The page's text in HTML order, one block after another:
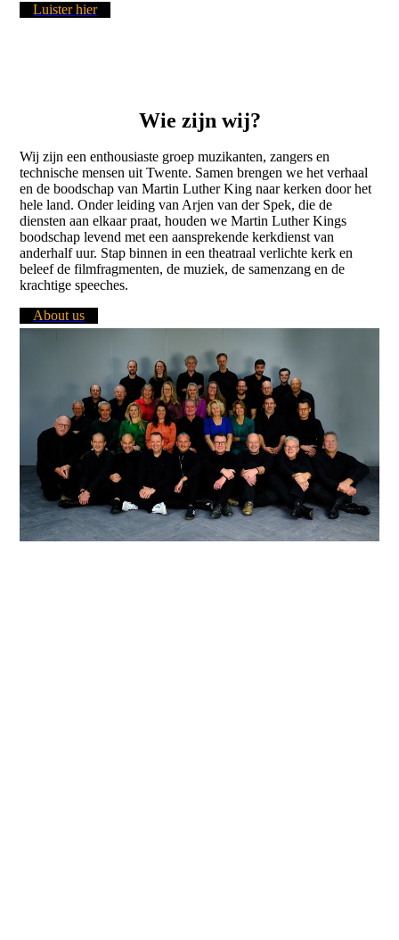
Luister hier
Wie zijn wij?
Wij zijn een enthousiaste groep muzikanten, zangers en
technische mensen uit Twente. Samen brengen we het verhaal
en de boodschap van Martin Luther King naar kerken door het
hele land. Onder leiding van Arjen van der Spek, die de
diensten aan elkaar praat, houden we Martin Luther Kings
boodschap levend met een aansprekende kerkdienst van
anderhalf uur. Stap binnen in een theatraal verlichte kerk en
beleef de filmfragmenten, de muziek, de samenzang en de
krachtige speeches.
About us